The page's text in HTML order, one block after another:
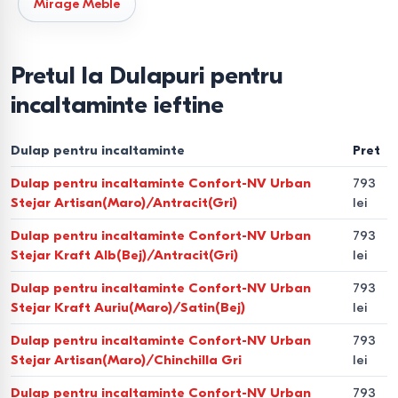
Fiona).Mobilier combinat care oferă un loc de șezut
Dulap pentru pantofi cu uși (tip IKEA Brusali).
de mediul exterior. Aceste dulapuri de papuci sunt
preferate pentru designul lor clasic și protecția împotriva
prafului.
Parametri tehnici pentru
alegerea corectă
Eficiența unuipantofar mddepinde de corelarea
Adâncimea de depozitare.
Mirage Meble
Pretul la Dulapuri pentru
incaltaminte ieftine
Dulap pentru incaltaminte Pret
Dulap pentru incaltaminte Confort-NV Urban
Stejar Artisan(Maro)/Antracit(Gri)
793
lei
Dulap pentru incaltaminte Confort-NV Urban
Stejar Kraft Alb(Bej)/Antracit(Gri)
793
lei
Dulap pentru incaltaminte Confort-NV Urban
Stejar Kraft Auriu(Maro)/Satin(Bej)
793
lei
Dulap pentru incaltaminte Confort-NV Urban
Stejar Artisan(Maro)/Chinchilla Gri
793
lei
Dulap pentru incaltaminte Confort-NV Urban
793